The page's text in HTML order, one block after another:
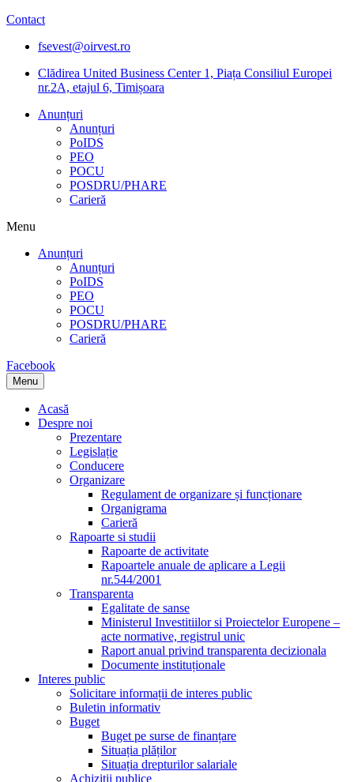
Contact
fsevest@oirvest.ro
Clădirea United Business Center 1, Piața Consiliul Europei
nr.2A, etajul 6, Timișoara
Anunțuri
Anunțuri
PoIDS
PEO
POCU
POSDRU/PHARE
Carieră
Menu
Anunțuri
Anunțuri
PoIDS
PEO
POCU
POSDRU/PHARE
Carieră
Facebook
Menu
Acasă
Despre noi
Prezentare
Legislație
Conducere
Organizare
Regulament de organizare și funcționare
Organigrama
Carieră
Rapoarte si studii
Rapoarte de activitate
Rapoartele anuale de aplicare a Legii
nr.544/2001
Transparenta
Egalitate de sanse
Ministerul Investitiilor si Proiectelor Europene –
acte normative, registrul unic
Raport anual privind transparenta decizionala
Documente instituționale
Interes public
Solicitare informații de interes public
Buletin informativ
Buget
Buget pe surse de finanțare
Situația plăților
Situația drepturilor salariale
Achizitii publice